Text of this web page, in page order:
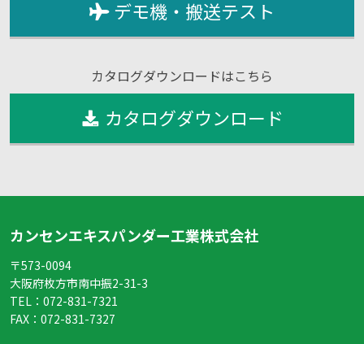
デモ機・搬送テスト
カタログダウンロードはこちら
カタログダウンロード
カンセンエキスパンダー工業株式会社
〒573-0094
大阪府枚方市南中振2-31-3
TEL： 072-831-7321
FAX： 072-831-7327